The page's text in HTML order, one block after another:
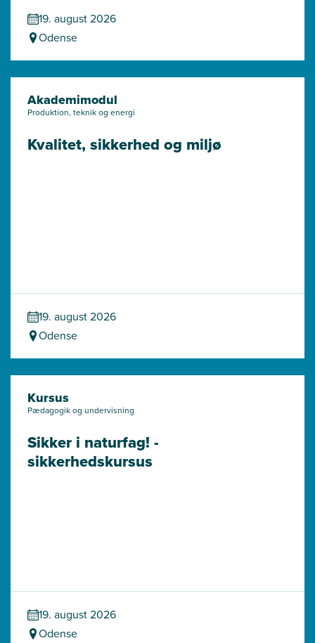
19. august 2026
Odense
Akademimodul
Produktion, teknik og energi
Kvalitet, sikkerhed og miljø
19. august 2026
Odense
Kursus
Pædagogik og undervisning
Sikker i naturfag! -
sikkerhedskursus
19. august 2026
Odense